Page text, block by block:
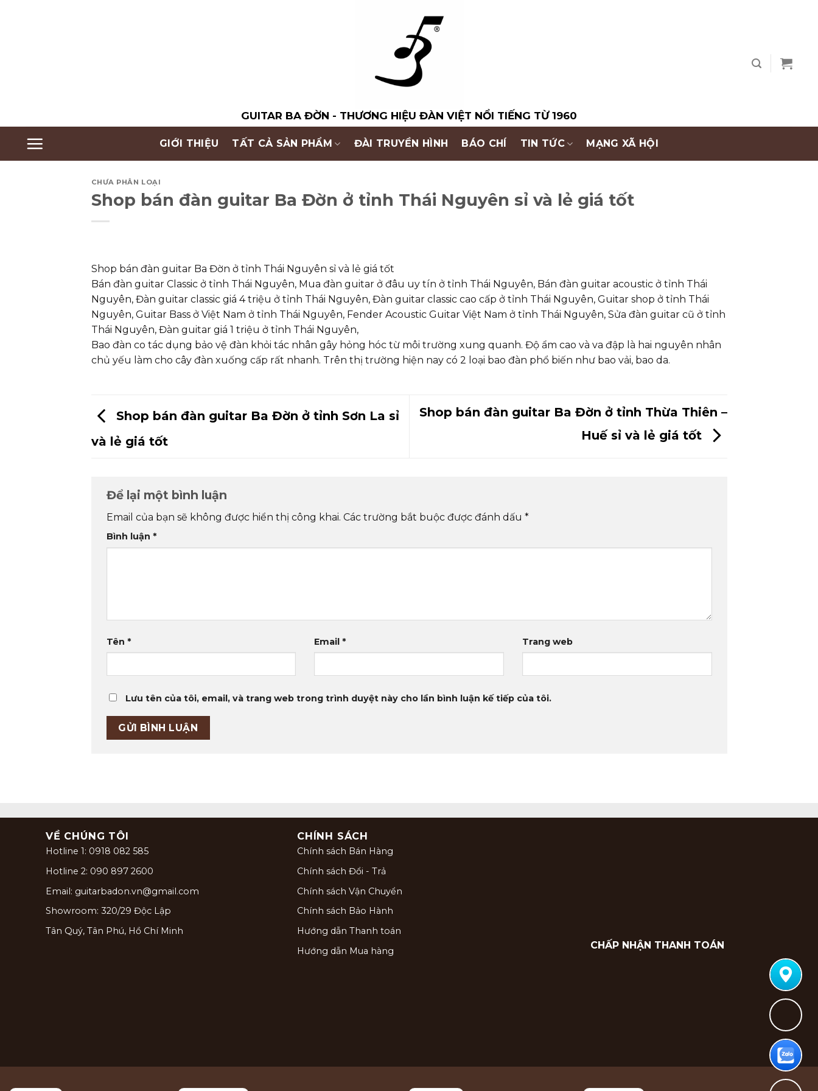
GUITAR BA ĐỜN - THƯƠNG HIỆU ĐÀN VIỆT NỔI TIẾNG TỪ 1960
GIỚI THIỆU TẤT CẢ SẢN PHẨM ĐÀI TRUYỀN HÌNH BÁO CHÍ TIN TỨC MẠNG XÃ HỘI
CHƯA PHÂN LOẠI
Shop bán đàn guitar Ba Đờn ở tỉnh Thái Nguyên sỉ và lẻ giá tốt
Shop bán đàn guitar Ba Đờn ở tỉnh Thái Nguyên sỉ và lẻ giá tốt
Bán đàn guitar Classic ở tỉnh Thái Nguyên, Mua đàn guitar ở đâu uy tín ở tỉnh Thái Nguyên, Bán đàn guitar acoustic ở tỉnh Thái
Nguyên, Đàn guitar classic giá 4 triệu ở tỉnh Thái Nguyên, Đàn guitar classic cao cấp ở tỉnh Thái Nguyên, Guitar shop ở tỉnh Thái
Nguyên, Guitar Bass ở Việt Nam ở tỉnh Thái Nguyên, Fender Acoustic Guitar Việt Nam ở tỉnh Thái Nguyên, Sửa đàn guitar cũ ở tỉnh
Thái Nguyên, Đàn guitar giá 1 triệu ở tỉnh Thái Nguyên,
Bao đàn co tác dụng bảo vệ đàn khỏi tác nhân gây hỏng hóc từ môi trường xung quanh. Độ ẩm cao và va đập là hai nguyên nhân
chủ yếu làm cho cây đàn xuống cấp rất nhanh. Trên thị trường hiện nay có 2 loại bao đàn phổ biến như bao vải, bao da.
Shop bán đàn guitar Ba Đờn ở tỉnh Sơn La sỉ
và lẻ giá tốt
Shop bán đàn guitar Ba Đờn ở tỉnh Thừa Thiên –
Huế sỉ và lẻ giá tốt
Để lại một bình luận
Email của bạn sẽ không được hiển thị công khai. Các trường bắt buộc được đánh dấu *
Bình luận *
Tên * Email* Trang web
Lưu tên của tôi, email, và trang web trong trình duyệt này cho lần bình luận kế tiếp của tôi.
VỀ CHÚNG TÔI
Hotline 1: 0918 082 585
Hotline 2: 090 897 2600
Email: guitarbadon.vn@gmail.com
Showroom: 320/29 Độc Lập
Tân Quý, Tân Phú, Hồ Chí Minh
CHÍNH SÁCH
Chính sách Bán Hàng
Chính sách Đổi - Trả
Chính sách Vận Chuyển
Chính sách Bảo Hành
Hướng dẫn Thanh toán
Hướng dẫn Mua hàng
CHẤP NHẬN THANH TOÁN